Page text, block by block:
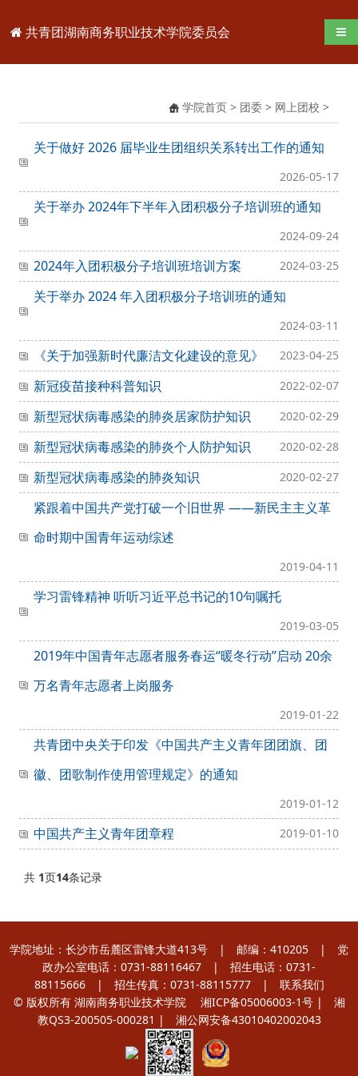
共青团湖南商务职业技术学院委员会 导
学院首页 > 团委 > 网上团校 >
关于做好 2026 届毕业生团组织关系转出工作的通知
2026-05-17
关于举办 2024年下半年入团积极分子培训班的通知
2024-09-24
2024年入团积极分子培训班培训方案 2024-03-25
关于举办 2024 年入团积极分子培训班的通知
2024-03-11
《关于加强新时代廉洁文化建设的意见》 2023-04-25
新冠疫苗接种科普知识 2022-02-07
新型冠状病毒感染的肺炎居家防护知识 2020-02-29
新型冠状病毒感染的肺炎个人防护知识 2020-02-28
新型冠状病毒感染的肺炎知识 2020-02-27
紧跟着中国共产党打破一个旧世界 ——新民主主义革
命时期中国青年运动综述
2019-04-11
学习雷锋精神 听听习近平总书记的10句嘱托
2019-03-05
2019年中国青年志愿者服务春运“暖冬行动”启动 20余
万名青年志愿者上岗服务
2019-01-22
共青团中央关于印发《中国共产主义青年团团旗、团
徽、团歌制作使用管理规定》的通知
2019-01-12
中国共产主义青年团章程 2019-01-10
共 1页14条记录
学院地址：长沙市岳麓区雷锋大道413号 | 邮编：410205 | 党
政办公室电话：0731-88116467 | 招生电话：0731-
88115666 | 招生传真：0731-88115777 | 联系我们
© 版权所有 湖南商务职业技术学院
湘ICP备05006003-1号 | 湘
教QS3-200505-000281 | 湘公网安备43010402002043